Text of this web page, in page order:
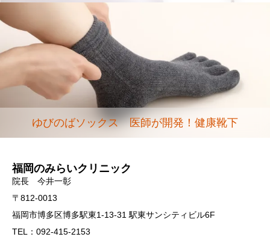
ゆびのばソックス 医師が開発！健康靴下
福岡のみらいクリニック
院長 今井一彰
〒812-0013
福岡市博多区博多駅東1-13-31 駅東サンシティビル6F
TEL：092-415-2153